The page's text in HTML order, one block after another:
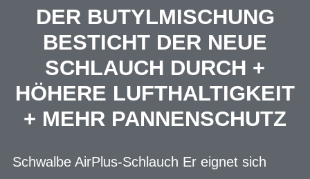
DER BUTYLMISCHUNG
BESTICHT DER NEUE
SCHLAUCH DURCH +
HÖHERE LUFTHALTIGKEIT
+ MEHR PANNENSCHUTZ
Schwalbe AirPlus-Schlauch Er eignet sich